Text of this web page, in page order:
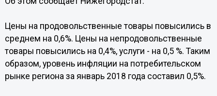
Цены на продовольственные товары повысились в
среднем на 0,6%. Цены на непродовольственные
товары повысились на 0,4%, услуги - на 0,5 %. Таким
образом, уровень инфляции на потребительском
рынке региона за январь 2018 года составил 0,5%.